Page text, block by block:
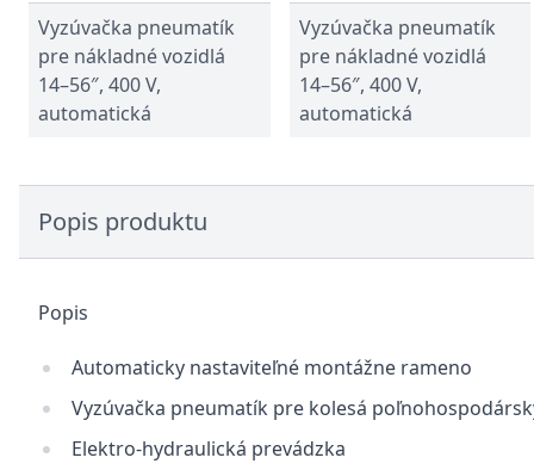
Vyzúvačka pneumatík
pre nákladné vozidlá
14–56″, 400 V,
automatická
Vyzúvačka pneumatík
pre nákladné vozidlá
14–56″, 400 V,
automatická
Popis produktu
Popis
Automaticky nastaviteľné montážne rameno
Vyzúvačka pneumatík pre kolesá
Elektro-hydraulická prevádzka